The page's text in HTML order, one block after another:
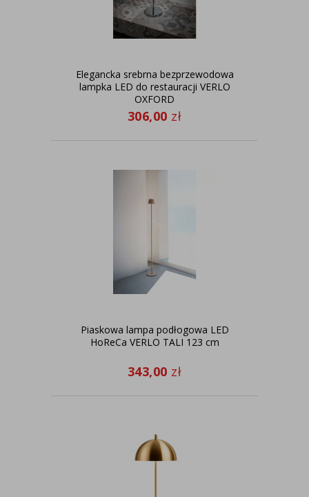
Elegancka srebrna bezprzewodowa
lampka LED do restauracji VERLO
OXFORD
306,00 zł
Piaskowa lampa podłogowa LED
HoReCa VERLO TALI 123 cm
343,00 zł